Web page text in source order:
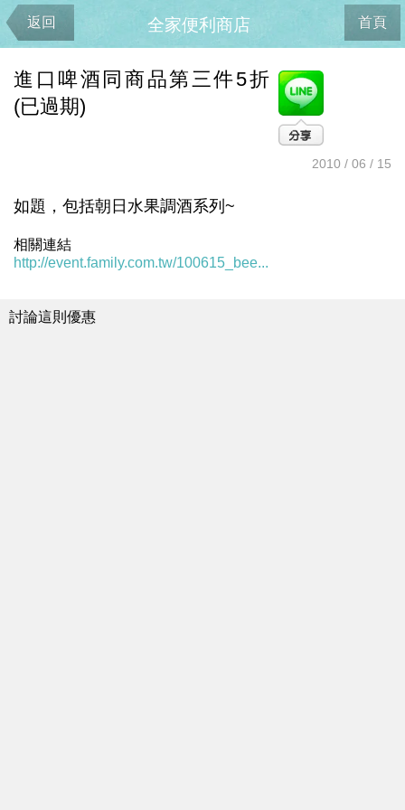
返回 首頁
全家便利商店
進口啤酒同商品第三件5折
(已過期)
2010 / 06 / 15
如題，包括朝日水果調酒系列~
相關連結
http://event.family.com.tw/100615_bee...
討論這則優惠